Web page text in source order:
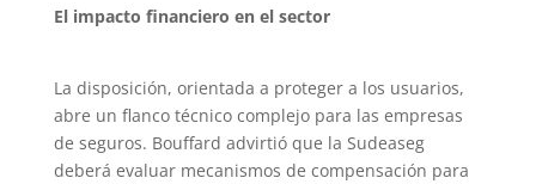
El impacto financiero en el sector
La disposición, orientada a proteger a los usuarios,
abre un flanco técnico complejo para las empresas
de seguros. Bouffard advirtió que la Sudeaseg
deberá evaluar mecanismos de compensación para